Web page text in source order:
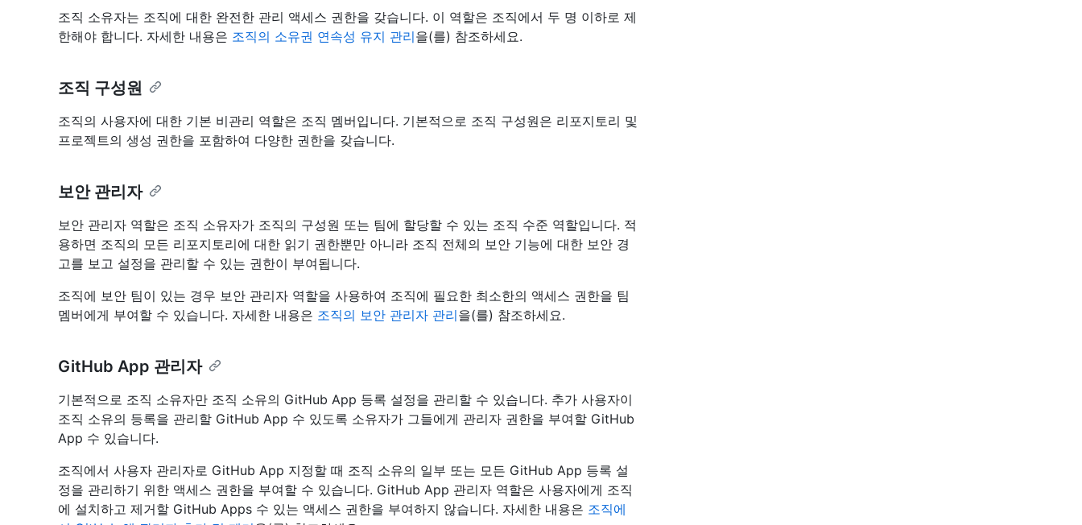
조직 소유자는 조직에 대한 완전한 관리 액세스 권한을 갖습니다. 이 역할은 조직에서 두 명 이하로 제
한해야 합니다. 자세한 내용은 조직의 소유권 연속성 유지 관리을(를) 참조하세요.
조직 구성원
조직의 사용자에 대한 기본 비관리 역할은 조직 멤버입니다. 기본적으로 조직 구성원은 리포지토리 및
프로젝트의 생성 권한을 포함하여 다양한 권한을 갖습니다.
보안 관리자
보안 관리자 역할은 조직 소유자가 조직의 구성원 또는 팀에 할당할 수 있는 조직 수준 역할입니다. 적
용하면 조직의 모든 리포지토리에 대한 읽기 권한뿐만 아니라 조직 전체의 보안 기능에 대한 보안 경
고를 보고 설정을 관리할 수 있는 권한이 부여됩니다.
조직에 보안 팀이 있는 경우 보안 관리자 역할을 사용하여 조직에 필요한 최소한의 액세스 권한을 팀
멤버에게 부여할 수 있습니다. 자세한 내용은 조직의 보안 관리자 관리을(를) 참조하세요.
GitHub App 관리자
기본적으로 조직 소유자만 조직 소유의 GitHub App 등록 설정을 관리할 수 있습니다. 추가 사용자이
조직 소유의 등록을 관리할 GitHub App 수 있도록 소유자가 그들에게 관리자 권한을 부여할 GitHub
App 수 있습니다.
조직에서 사용자 관리자로 GitHub App 지정할 때 조직 소유의 일부 또는 모든 GitHub App 등록 설
정을 관리하기 위한 액세스 권한을 부여할 수 있습니다. GitHub App 관리자 역할은 사용자에게 조직
에 설치하고 제거할 GitHub Apps 수 있는 액세스 권한을 부여하지 않습니다. 자세한 내용은 조직에